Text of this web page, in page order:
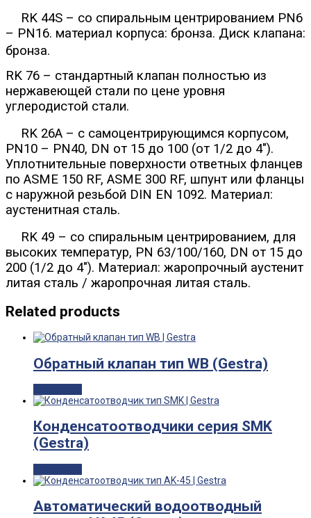
RK 44S – со спиральным центрированием PN6
– PN16. материал корпуса: бронза. Диск клапана:
бронза.
RK 76 – стандартный клапан полностью из
нержавеющей стали по цене уровня
углеродистой стали.
RK 26A – с самоцентрирующимся корпусом,
PN10 – PN40, DN от 15 до 100 (от 1/2 до 4").
Уплотнительные поверхности ответных фланцев
по ASME 150 RF, ASME 300 RF, шпунт или фланцы
с наружной резьбой DIN EN 1092. Материал:
аустенитная сталь.
RK 49 – со спиральным центрированием, для
высоких температур, PN 63/100/160, DN от 15 до
200 (1/2 до 4"). Материал: жаропрочный аустенит
литая сталь / жаропрочная литая сталь.
Related products
Обратный клапан тип WB (Gestra)
Конденсатоотводчики серия SMK
(Gestra)
Автоматический водоотводный